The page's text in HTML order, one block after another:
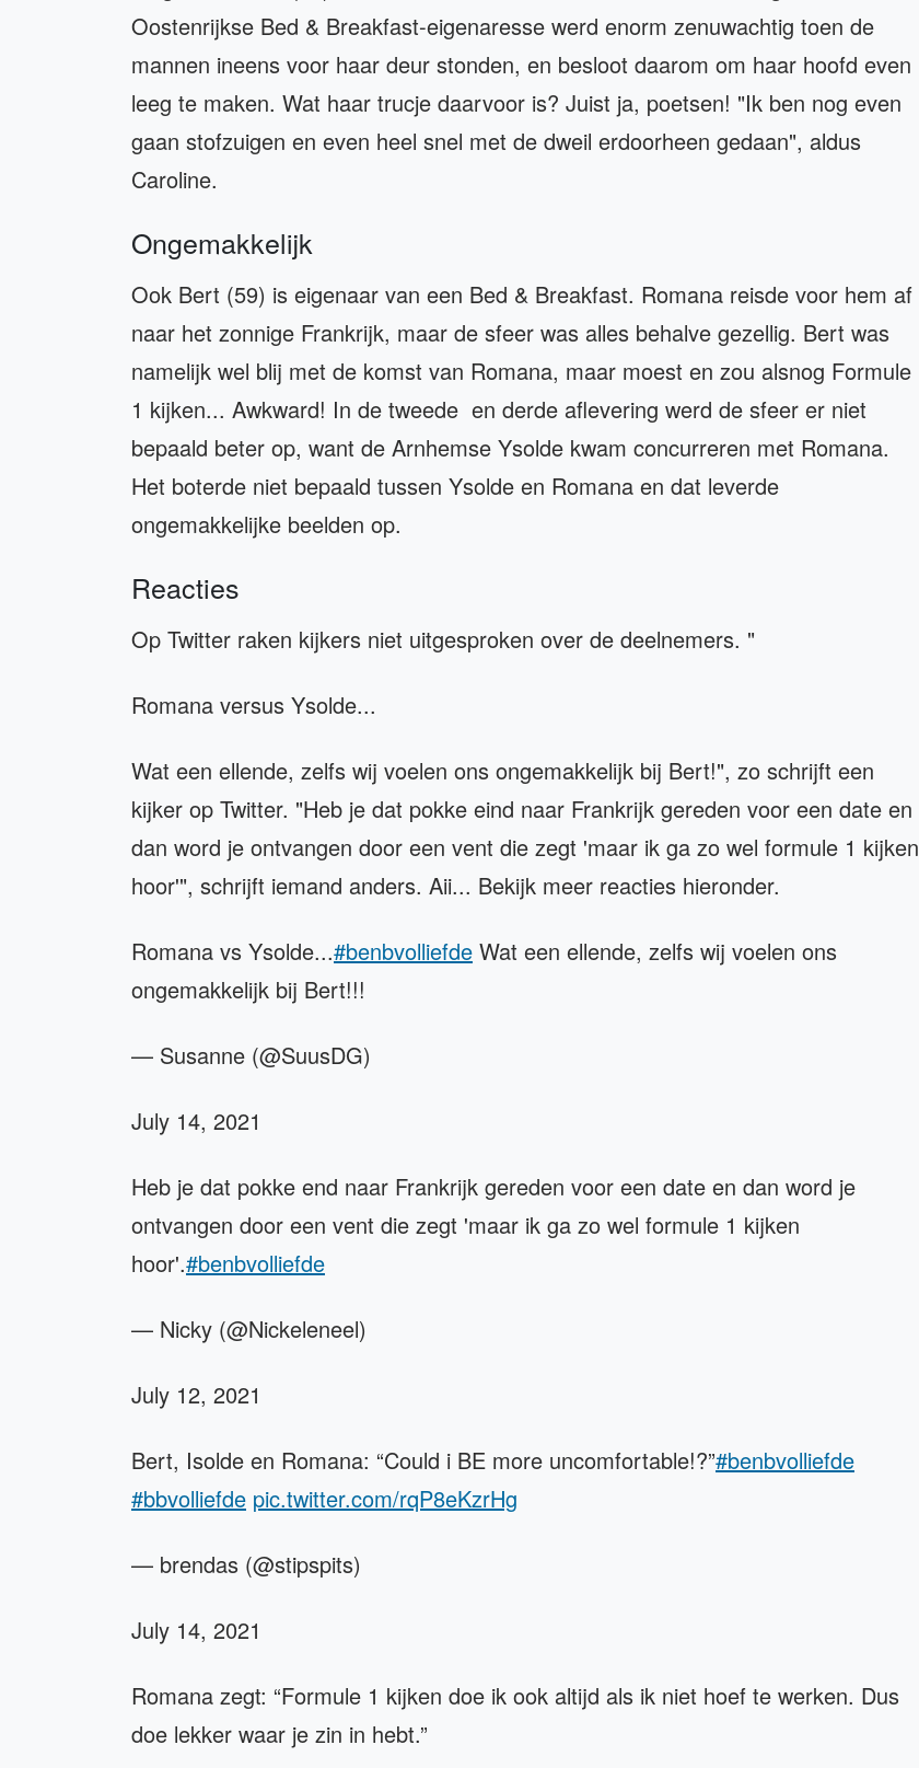
Oostenrijkse Bed & Breakfast-eigenaresse werd enorm zenuwachtig toen de
mannen ineens voor haar deur stonden, en besloot daarom om haar hoofd even
leeg te maken. Wat haar trucje daarvoor is? Juist ja, poetsen! "Ik ben nog even
gaan stofzuigen en even heel snel met de dweil erdoorheen gedaan", aldus
Caroline.
Ongemakkelijk
Ook Bert (59) is eigenaar van een Bed & Breakfast. Romana reisde voor hem af
naar het zonnige Frankrijk, maar de sfeer was alles behalve gezellig. Bert was
namelijk wel blij met de komst van Romana, maar moest en zou alsnog Formule
1 kijken... Awkward! In de tweede en derde aflevering werd de sfeer er niet
bepaald beter op, want de Arnhemse Ysolde kwam concurreren met Romana.
Het boterde niet bepaald tussen Ysolde en Romana en dat leverde
ongemakkelijke beelden op.
Reacties
Op Twitter raken kijkers niet uitgesproken over de deelnemers. "
Romana versus Ysolde...
Wat een ellende, zelfs wij voelen ons ongemakkelijk bij Bert!", zo schrijft een
kijker op Twitter. "Heb je dat pokke eind naar Frankrijk gereden voor een date en
dan word je ontvangen door een vent die zegt 'maar ik ga zo wel formule 1 kijken
hoor'", schrijft iemand anders. Aii... Bekijk meer reacties hieronder.
Romana vs Ysolde...#benbvolliefde Wat een ellende, zelfs wij voelen ons
ongemakkelijk bij Bert!!!
— Susanne (@SuusDG)
July 14, 2021
Heb je dat pokke end naar Frankrijk gereden voor een date en dan word je
ontvangen door een vent die zegt 'maar ik ga zo wel formule 1 kijken
hoor'.#benbvolliefde
— Nicky (@Nickeleneel)
July 12, 2021
Bert, Isolde en Romana: “Could i BE more uncomfortable!?”#benbvolliefde
#bbvolliefde pic.twitter.com/rqP8eKzrHg
— brendas (@stipspits)
July 14, 2021
Romana zegt: “Formule 1 kijken doe ik ook altijd als ik niet hoef te werken. Dus
doe lekker waar je zin in hebt.”